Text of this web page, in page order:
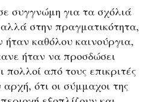
συγγνώμη για τα σχόλιά
στην πραγματικότητα,
ήταν καθόλου καινούργια,
ήταν να προσδώσει
πολλοί από τους επικριτές
ότι οι σύμμαχοι της